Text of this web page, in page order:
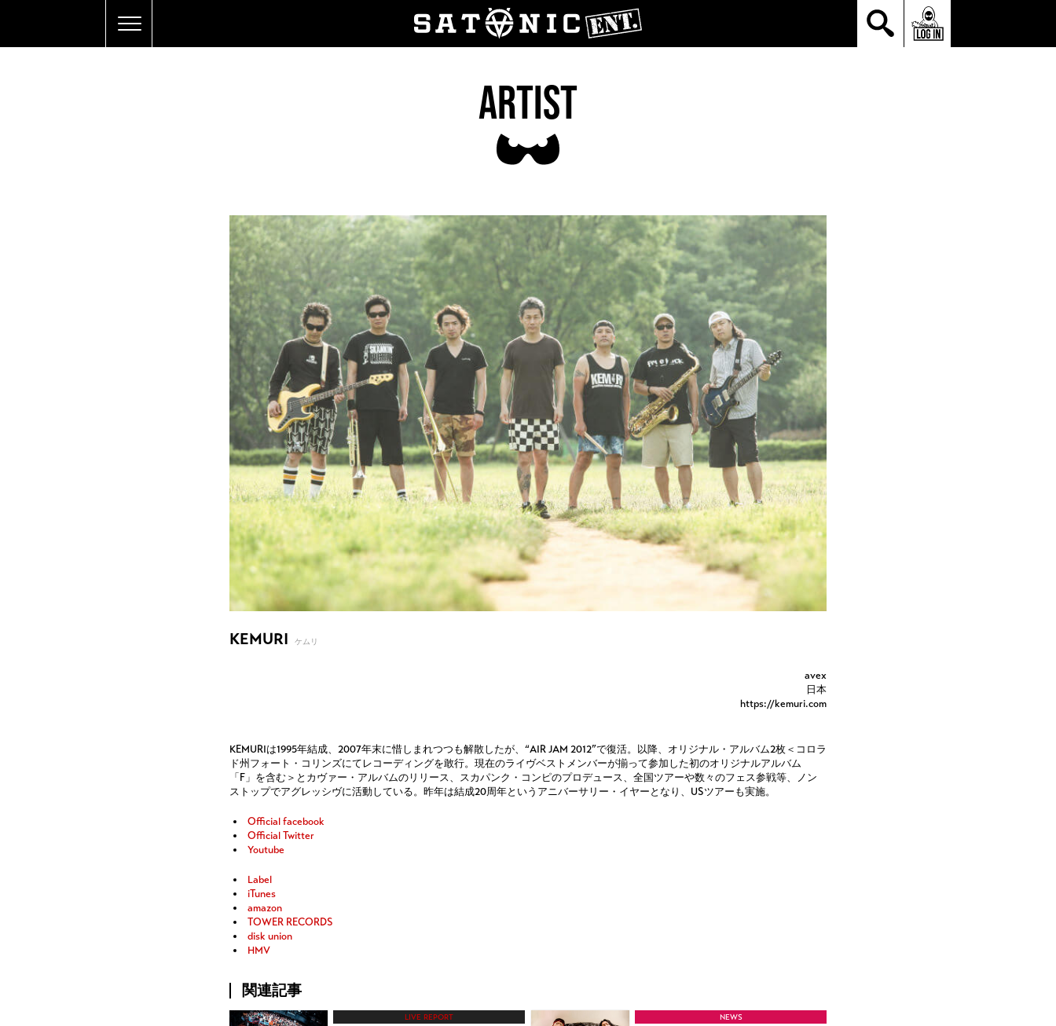
ARTIST
KEMURI ケムリ
avex
日本
https://kemuri.com
KEMURIは1995年結成、2007年末に惜しまれつつも解散したが、“AIR JAM 2012”で復活。以降、オリジナル・アルバム2枚＜コロラ
ド州フォート・コリンズにてレコーディングを敢行。現在のライヴベストメンバーが揃って参加した初のオリジナルアルバム
「F」を含む＞とカヴァー・アルバムのリリース、スカパンク・コンピのプロデュース、全国ツアーや数々のフェス参戦等、ノン
ストップでアグレッシヴに活動している。昨年は結成20周年というアニバーサリー・イヤーとなり、USツアーも実施。
Official facebook
Official Twitter
Youtube
Label
iTunes
amazon
TOWER RECORDS
disk union
HMV
関連記事
LIVE REPORT NEWS